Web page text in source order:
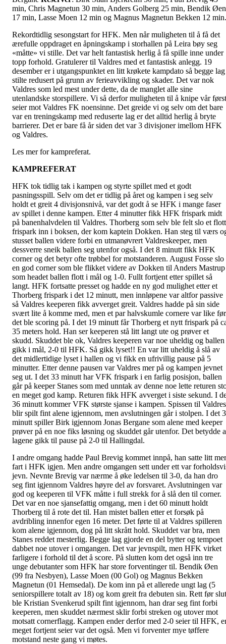
min, Chris Magnetun 30 min, Anders Golberg 25 min, Bendik Øen
17 min, Lasse Moen 12 min og Magnus Magnetun Bekken 12 min.
Rekordtidlig sesongstart for HFK. Men når muligheten til å få det
ærefulle oppdraget en åpningskamp i storhallen på Leira bøy seg
«måtte» vi stille. Det var helt fantastisk herlig å få spille inne under
topp forhold. Gratulerer til Valdres med et fantastisk anlegg. 19
desember er i utgangspunktet en litt krøkete kampdato så begge lag
stilte redusert på grunn av ferieavvikling og skader. Det var nok
Valdres som led mest under dette, da de manglet alle sine
utenlandske storspillere. Vi så derfor muligheten til å knipe vår
seier mot Valdres FK noensinne. Det greide vi og selv om det bare
var en treningskamp med reduserte lag er det alltid herlig å bryte
barrierer. Det er bare få år siden det var 3 divisjoner imellom HFK
og Valdres.
Les mer for kampreferat.
KAMPREFERAT
HFK tok tidlig tak i kampen og styrte spillet med et godt
pasningsspill. Selv om det er tidlig på året og kampen i seg selv
holdt et greit 4 divisjonsnivå, var det godt å se HFK i mange faser
av spillet i denne kampen. Etter 4 minutter fikk HFK frispark midt
på banenhalvdelen til Valdres. Thorberg som selv ble felt slo et flott
frispark inn i boksen, der kom kaptein Dokken. Han steg til værs
stusset ballen videre forbi en utmanøvrert Valdreskeeper, men
dessverre sneik ballen seg utenfor også. I det 8 minutt fikk HFK
corner og det betyr ofte trøbbel for motstanderen. August Fosse slo
en god corner som ble flikket videre av Dokken til Anders Mastrup
som headet ballen flott i mål og 1-0. Fullt fortjent etter spillet så
langt. HFK fortsatte presset og hadde en ny god mulighet etter et
Thorberg frispark i det 12 minutt, men innløpene var altfor passive
så Valdres keeperen fikk avverget greit. Valdres hadde på sin side
svært lite å komme med, men et par halvskumle cornere var like før
det ble scoring på. I det 19 minutt får Thorberg et nytt frispark på
35 meters hold. Han ser keeperen stå litt langt ute og prøver et
skudd. Skuddet ble ok, Valdres keeperen var noe uheldig og ballen
gikk i mål, 2-0 til HFK. Så gikk lyset!! En var litt uheldig å slå av
det midlertidige lyset i hallen og vi fikk en ufrivillig pause på 5
minutter. Etter denne pausen var Valdres mer på og kampen jevnet
seg ut. I det 33 minutt har VFK frispark i en farlig posisjon, ballen
går på keeper Stanes som med unntak av denne noe lette returen
en meget god kamp. Returen fikk HFK avverget i siste sekund. I
36 minutt kommer VFK største sjanse i kampen. Spissen til Valdres
blir spilt fint alene igjennom, men avslutningen går i stolpen. I det
minutt spiller Birk igjennom Jonas Bergane som alene med keeper
prøver på en noe fiks løsning og skuddet går utenfor. Det betydde
lagene gikk til pause på 2-0 til Hallingdal.
I andre omgang hadde Paul Brevig kommet innpå, han satte litt mer
fart i HFK igjen. Men andre omgangen sett under ett var
jevn. Nevnte Brevig var nærme å øke ledelsen til 3-0, da han dro
seg fint igjennom Valdres høyre del av forsvaret. Avslutningen var
god og keeperen til VFK måtte i full strekk for å slå den til corner.
Det var en noe sjansefattig omgang, men i det 60 minutt holdt
Thorberg til å rote det til. Han mistet ballen etter et forsøk på
avdribling innenfor egen 16 meter. Det førte til at Valdres spilleren
kom alene igjennom, dog på litt skrått hold. Skuddet var bra, men
Stanes reddet mesterlig. Begge lag gjorde en del bytter og tempoet
dabbet noe utover i omgangen. Det var jevnspilt, men HFK virket
farligere i forhold til det å score. På slutten kom det også inn tre
unge debutanter som HFK har store forventinger til. Bendik Øen
(99 fra Nesbyen), Lasse Moen (00 Gol) og Magnus Bekken
Magnetun (01 Hemsedal). De kom inn på et allerede ungt lag (5
seniorspillere totalt av 18) og kom greit fra debuten sin. Rett før
ble Kristian Svenkerud spilt fint igjennom, han drar seg fint forbi
keeperen, men skuddet nærmest sklir forbi streken og utover mot
motsatt cornerflagg. Kampen ender derfor med 2-0 seier til HFK,
meget fortjent seier var det også. Men vi forventer mye tøffere
motstand neste gang vi møtes.